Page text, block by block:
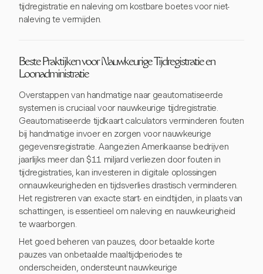
tijdregistratie en naleving om kostbare boetes voor niet-
naleving te vermijden.
Beste Praktijken voor Nauwkeurige Tijdregistratie en
Loonadministratie
Overstappen van handmatige naar geautomatiseerde
systemen is cruciaal voor nauwkeurige tijdregistratie.
Geautomatiseerde tijdkaart calculators verminderen fouten
bij handmatige invoer en zorgen voor nauwkeurige
gegevensregistratie. Aangezien Amerikaanse bedrijven
jaarlijks meer dan $11 miljard verliezen door fouten in
tijdregistraties, kan investeren in digitale oplossingen
onnauwkeurigheden en tijdsverlies drastisch verminderen.
Het registreren van exacte start- en eindtijden, in plaats van
schattingen, is essentieel om naleving en nauwkeurigheid
te waarborgen.
Het goed beheren van pauzes, door betaalde korte
pauzes van onbetaalde maaltijdperiodes te
onderscheiden, ondersteunt nauwkeurige